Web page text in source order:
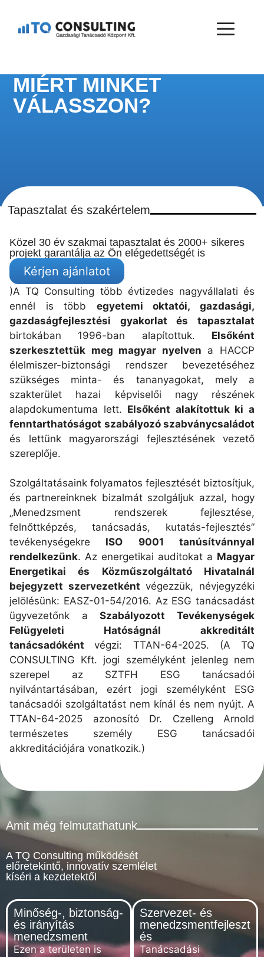
MIÉRT MINKET
VÁLASSZON?
Tapasztalat és szakértelem
Közel 30 év szakmai tapasztalat és 2000+ sikeres
projekt garantálja az Ön elégedettségét is
Kérjen ajánlatot
)A TQ Consulting több évtizedes nagyvállalati és
ennél is több egyetemi oktatói, gazdasági,
gazdaságfejlesztési gyakorlat és tapasztalat
birtokában 1996-ban alapítottuk. Elsőként
szerkesztettük meg magyar nyelven a HACCP
élelmiszer-biztonsági rendszer bevezetéséhez
szükséges minta- és tananyagokat, mely a
szakterület hazai képviselői nagy részének
alapdokumentuma lett. Elsőként alakítottuk ki a
fenntarthatóságot szabályozó szabványcsaládot
és lettünk magyarországi fejlesztésének vezető
szereplője.
Szolgáltatásaink folyamatos fejlesztését biztosítjuk,
és partnereinknek bizalmát szolgáljuk azzal, hogy
„Menedzsment rendszerek fejlesztése,
felnőttképzés, tanácsadás, kutatás-fejlesztés”
tevékenységekre ISO 9001 tanúsítvánnyal
rendelkezünk. Az energetikai auditokat a Magyar
Energetikai és Közműszolgáltató Hivatalnál
bejegyzett szervezetként végezzük, névjegyzéki
jelölésünk: EASZ-01-54/2016. Az ESG tanácsadást
ügyvezetőnk aSzabályozott Tevékenységek
Felügyeleti Hatóságnál akkreditált
tanácsadókéntvégzi: TTAN-64-2025. (A TQ
CONSULTING Kft. jogi személyként jelenleg nem
szerepel az SZTFH ESG tanácsadói
nyilvántartásában, ezért jogi személyként ESG
tanácsadói szolgáltatást nem kínál és nem nyújt. A
TTAN-64-2025 azonosító Dr. Czelleng Arnold
természetes személy ESG tanácsadói
akkreditációjára vonatkozik.)
Amit még felmutathatunk
A TQ Consulting működését
előretekintő, innovatív szemlélet
kíséri a kezdetektől
Minőség-, biztonság-
és irányítás
menedzsment
Ezen a területen is
Szervezet- és
menedzsmentfejleszt
és
Tanácsadási